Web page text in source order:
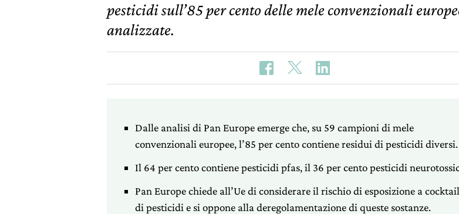
pesticidi sull’85 per cento delle mele convenzionali
analizzate.
Dalle analisi di Pan Europe emerge che, su 59 campioni di mele
convenzionali europee, l’85 per cento contiene residui di pesticidi diversi.
Il 64 per cento contiene pesticidi pfas, il 36 per cento pesticidi
Pan Europe chiede all’Ue di considerare il rischio di esposizione a cocktail
di pesticidi e si oppone alla deregolamentazione di queste sostanze.